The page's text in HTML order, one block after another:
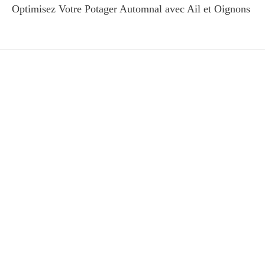
Optimisez Votre Potager Automnal avec Ail et Oignons